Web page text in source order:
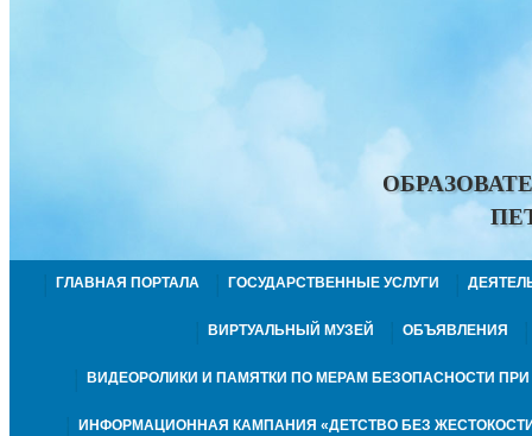
ГЛАВНАЯ ПОРТАЛА ГОСУДАРСТВЕННЫЕ УСЛУГИ
ВИРТУАЛЬНЫЙ МУЗЕЙ ОБЪЯВЛЕНИЯ
ВИДЕОРОЛИКИ И ПАМЯТКИ ПО МЕРАМ БЕЗОПАСНОСТИ
ИНФОРМАЦИОННАЯ КАМПАНИЯ «ДЕТСТВО БЕЗ